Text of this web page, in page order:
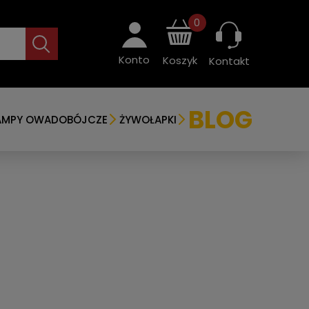
Konto Koszyk
0
Kontakt
OWADOBÓJCZE ŻYWOŁAPKI BLOG